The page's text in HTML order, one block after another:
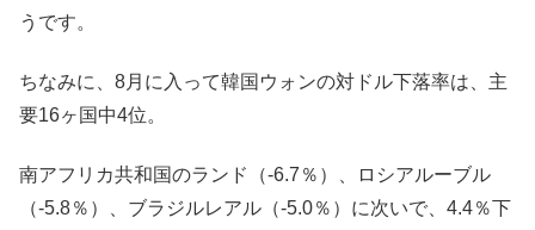
うです。
ちなみに、8月に入って韓国ウォンの対ドル下落率は、主
要16ヶ国中4位。
南アフリカ共和国のランド（-6.7％）、ロシアルーブル
（-5.8％）、ブラジルレアル（-5.0％）に次いで、4.4％下